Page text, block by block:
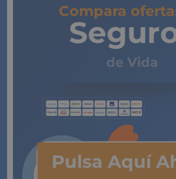
Compara
de Vida
Pulsa Aquí